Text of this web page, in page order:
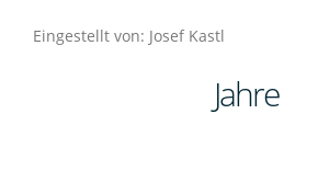
Eingestellt von: Josef Kastl
Jahre